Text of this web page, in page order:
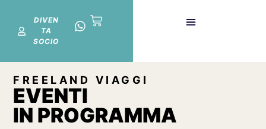
DIVEN
TA
SOCIO
FREELAND VIAGGI
EVENTI
IN PROGRAMMA